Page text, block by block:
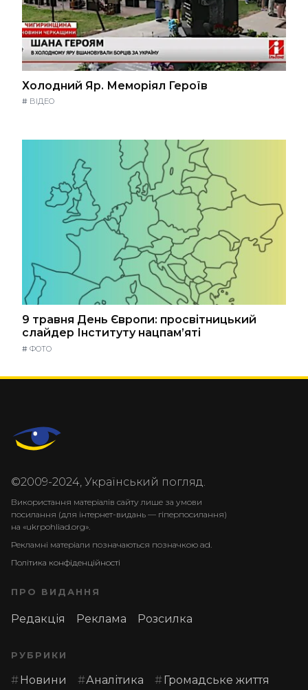
Холодний Яр. Меморіял Героїв
# ВІДЕО
9 травня День Європи: просвітницький
слайдер Інституту нацпам’яті
# ФОТО
©2009-2024, Український погляд.
Використання матеріалів сайту лише за умови
посилання (для інтернет-видань — гіперпосилання)
на «ukrpohliad.org».
Рекламні матеріали позначаються позначкою ad.
Політика конфіденційності
ПРО ВИДАННЯ
Редакція Реклама Розсилка
РУБРИКИ
Новини Аналітика Громадське життя